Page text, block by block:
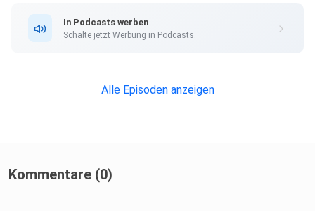
Alarmanlage für dein Home: https://verisure.erkanstefan.de
Unsere krassen Gaming PCs von One, signiert von uns:
In Podcasts werben
Schalte jetzt Werbung in Podcasts.
Alle Episoden anzeigen
Kommentare (0)